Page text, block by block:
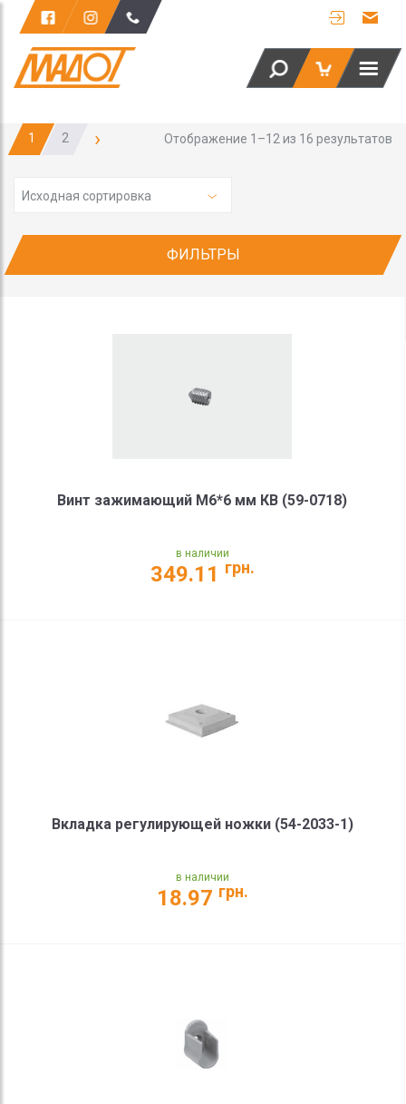
1 2 › Отображение 1–12 из 16 результатов
Исходная сортировка
ФИЛЬТРЫ
Винт зажимающий М6*6 мм КВ (59-0718)
в наличии
349.11 грн.
Вкладка регулирующей ножки (54-2033-1)
в наличии
18.97 грн.